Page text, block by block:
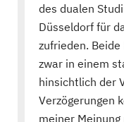
des dualen
Düsseldorf für
zufrieden.
zwar in einem
hinsichtlich der
Verzögerungen
meiner Meinung